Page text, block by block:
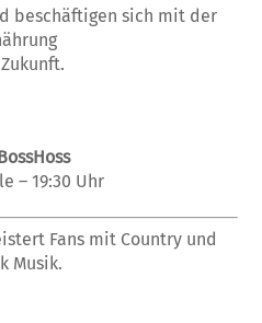
beschäftigen sich mit der
– 19:30 Uhr
Fans mit Country und
Musik.